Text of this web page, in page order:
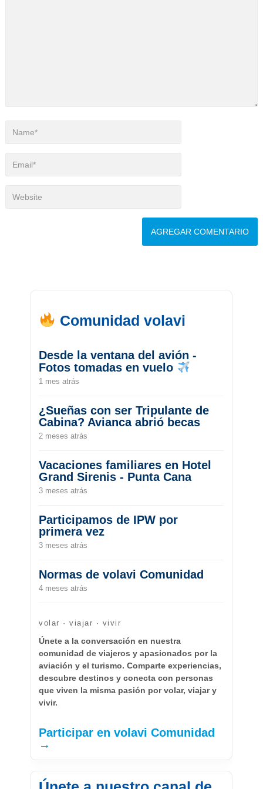
Comunidad volavi
Desde la ventana del avión -
Fotos tomadas en vuelo
1 mes atrás
¿Sueñas con ser Tripulante de
Cabina? Avianca abrió becas
2 meses atrás
Vacaciones familiares en Hotel
Grand Sirenis - Punta Cana
3 meses atrás
Participamos de IPW por
primera vez
3 meses atrás
Normas de volavi Comunidad
4 meses atrás
volar · viajar · vivir
Únete a la conversación en nuestra
comunidad de viajeros y apasionados por la
aviación y el turismo. Comparte experiencias,
descubre destinos y conecta con personas
que viven la misma pasión por volar, viajar y
vivir.
Participar en volavi Comunidad
→